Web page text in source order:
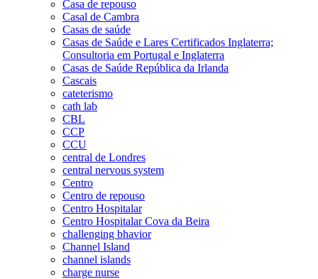
Casa de repouso
Casal de Cambra
Casas de saúde
Casas de Saúde e Lares Certificados Inglaterra;
Consultoria em Portugal e Inglaterra
Casas de Saúde República da Irlanda
Cascais
cateterismo
cath lab
CBL
CCP
CCU
central de Londres
central nervous system
Centro
Centro de repouso
Centro Hospitalar
Centro Hospitalar Cova da Beira
challenging bhavior
Channel Island
channel islands
charge nurse